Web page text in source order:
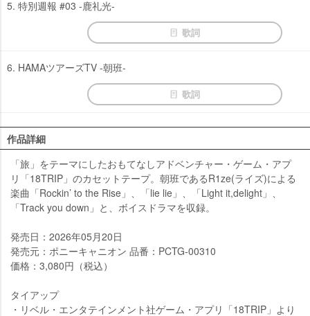
5. 特別週報 #03 -鹿礼光-
歌詞
6. HAMAツアーズTV -朝班-
歌詞
作品詳細
「旅」をテーマにしたおもてなしアドベンチャー・ゲーム・アプ
リ「18TRIP」のカセットテープ。朝班であるR1ze(ライズ)による
楽曲「Rockin’ to the Rise」、「lie lie」、「Light it,delight」、
「Track you down」と、ボイスドラマを収録。
発売日：2026年05月20日
発売元：ポニーキャニオン 品番：PCTG-00310
価格：3,080円（税込）
タイアップ
・リベル・エンタテインメント社ゲーム・アプリ「18TRIP」より